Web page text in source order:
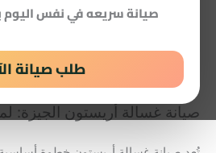
صيانة سريعه في نفس اليوم
طلب صيانة
جميع موديلات أريستون، مع استخدام
الإصلاح الفوري لأي عطل يحافظ على
ويضمن راحة البال لكل أفراد المنزل.
صيانة غسالة أريستون الجيزة: